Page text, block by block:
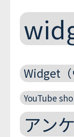
Widget（
YouTube
アン